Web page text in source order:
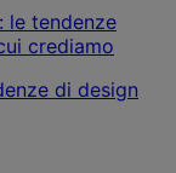
di design